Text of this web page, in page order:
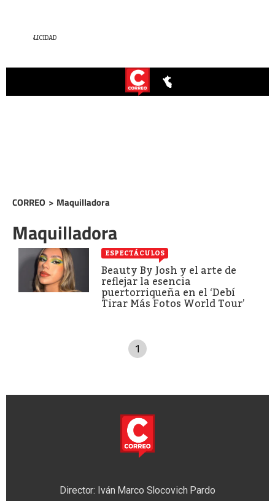
CORREO > Maquilladora
Maquilladora
ESPECTÁCULOS
Beauty By Josh y el arte de
reflejar la esencia
puertorriqueña en el ‘Debí
Tirar Más Fotos World Tour’
1
Director: Iván Marco Slocovich Pardo